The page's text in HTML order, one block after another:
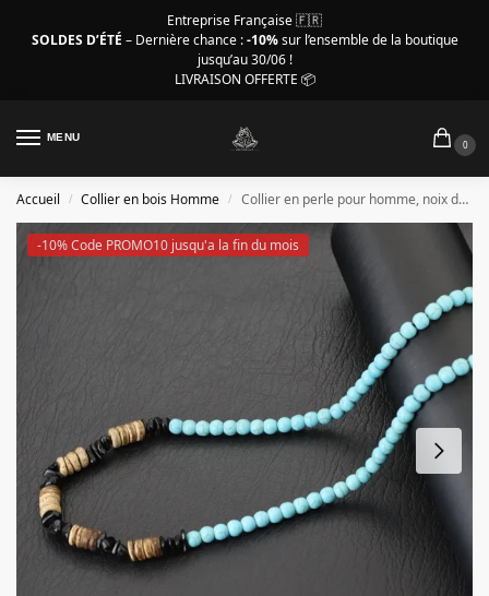
Entreprise Française 🇫🇷
SOLDES D’ÉTÉ – Dernière chance :-10%sur l’ensemble de la boutique
jusqu’au 30/06 !
LIVRAISON OFFERTE 📦
MENU
0
Accueil / Collier en bois Homme / Collier en perle pour homme, noix de coco, perles turquoises
-10% Code PROMO10 jusqu'a la fin du mois